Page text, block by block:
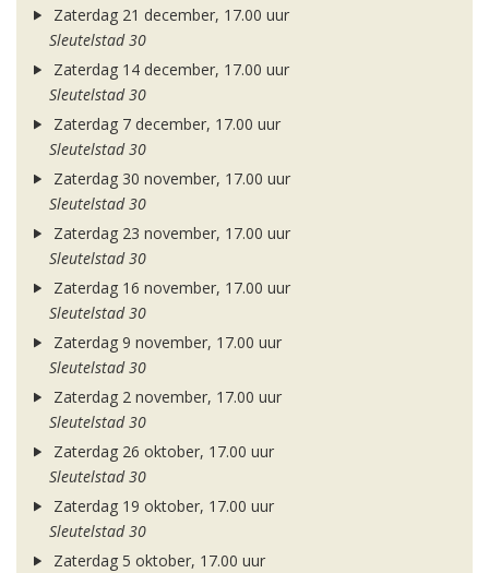
Zaterdag 21 december, 17.00 uur
Sleutelstad 30
Zaterdag 14 december, 17.00 uur
Sleutelstad 30
Zaterdag 7 december, 17.00 uur
Sleutelstad 30
Zaterdag 30 november, 17.00 uur
Sleutelstad 30
Zaterdag 23 november, 17.00 uur
Sleutelstad 30
Zaterdag 16 november, 17.00 uur
Sleutelstad 30
Zaterdag 9 november, 17.00 uur
Sleutelstad 30
Zaterdag 2 november, 17.00 uur
Sleutelstad 30
Zaterdag 26 oktober, 17.00 uur
Sleutelstad 30
Zaterdag 19 oktober, 17.00 uur
Sleutelstad 30
Zaterdag 5 oktober, 17.00 uur